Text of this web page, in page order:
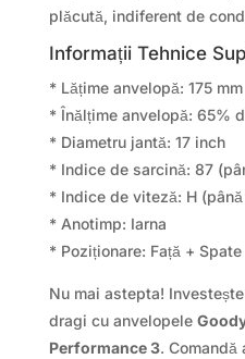
plăcută, indiferent de
Informații Tehnice
* Lățime anvelopă: 175 mm
* Înălțime anvelopă: 65%
* Diametru jantă: 17 inch
* Indice de sarcină: 87
* Indice de viteză: H
* Anotimp: Iarna
* Poziționare: Față + Spate
Nu mai astepta!
dragi cu anvelopele
Performance 3. Comandă